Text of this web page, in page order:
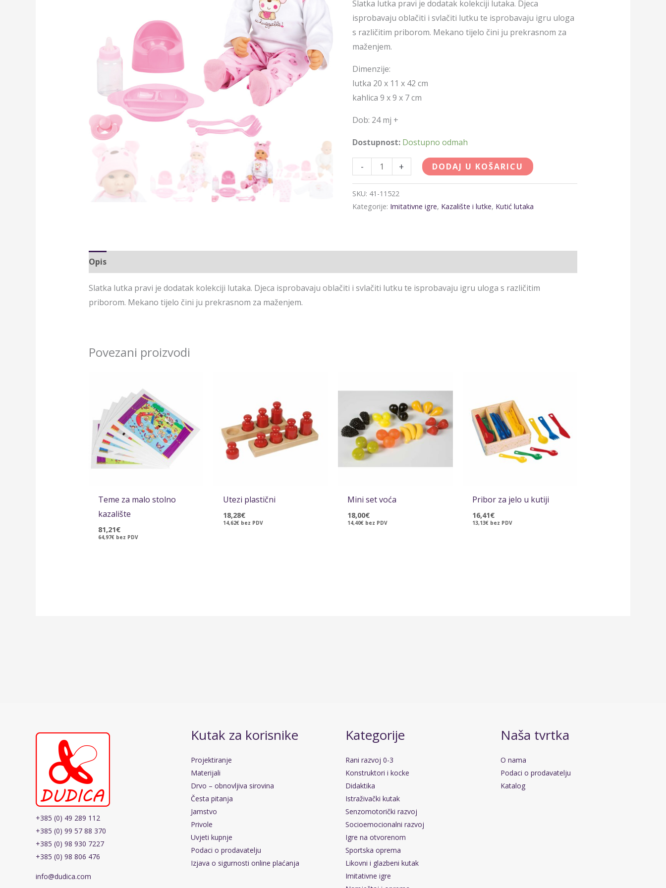
Slatka lutka pravi je dodatak kolekciji lutaka. Djeca
isprobavaju oblačiti i svlačiti lutku te isprobavaju igru uloga
s različitim priborom. Mekano tijelo čini ju prekrasnom za
maženjem.
Dimenzije:
lutka 20 x 11 x 42 cm
kahlica 9 x 9 x 7 cm
Dob: 24 mj +
Dostupnost: Dostupno odmah
- + DODAJ U KOŠARICU
SKU: 41-11522
Kategorije: Imitativne igre, Kazalište i lutke, Kutić lutaka
Opis
Slatka lutka pravi je dodatak kolekciji lutaka. Djeca isprobavaju oblačiti i svlačiti lutku te isprobavaju igru uloga s različitim
priborom. Mekano tijelo čini ju prekrasnom za maženjem.
Povezani proizvodi
Teme za malo stolno
kazalište
81,21€
64,97€ bez PDV
Utezi plastični
18,28€
14,62€ bez PDV
Mini set voća
18,00€
14,40€ bez PDV
Pribor za jelo u kutiji
16,41€
13,13€ bez PDV
+385 (0) 49 289 112
+385 (0) 99 57 88 370
+385 (0) 98 930 7227
+385 (0) 98 806 476
info@dudica.com
Kutak za korisnike
Projektiranje
Materijali
Drvo – obnovljiva sirovina
Česta pitanja
Jamstvo
Privole
Uvjeti kupnje
Podaci o prodavatelju
Izjava o sigurnosti online plaćanja
Kategorije
Rani razvoj 0-3
Konstruktori i kocke
Didaktika
Istraživački kutak
Senzomotorički razvoj
Socioemocionalni razvoj
Igre na otvorenom
Sportska oprema
Likovni i glazbeni kutak
Imitativne igre
Naša tvrtka
O nama
Podaci o prodavatelju
Katalog